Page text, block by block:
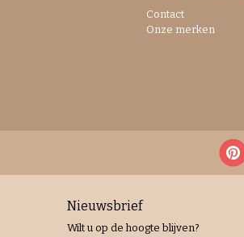
Contact
Onze merken
Nieuwsbrief
Wilt u op de hoogte blijven?